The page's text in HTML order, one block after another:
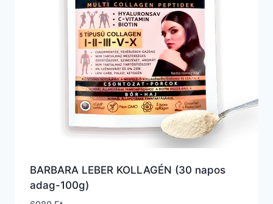
BARBARA LEBER KOLLAGÉN (30 napos
adag-100g)